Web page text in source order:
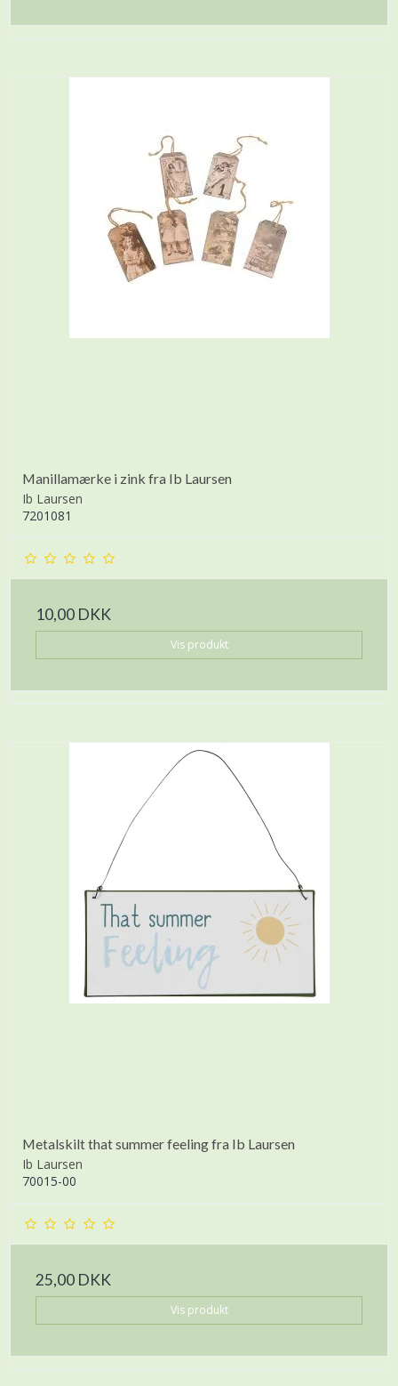
Manillamærke i zink fra Ib Laursen
Ib Laursen
7201081
10,00 DKK
Vis produkt
Metalskilt that summer feeling fra Ib Laursen
Ib Laursen
70015-00
25,00 DKK
Vis produkt